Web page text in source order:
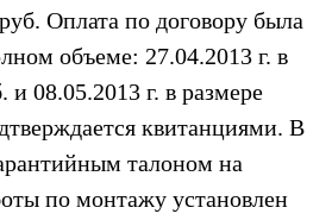
Оплата по договору была
объеме: 27.04.2013 г. в
и 08.05.2013 г. в размере
квитанциями. В
талоном на
по монтажу установлен